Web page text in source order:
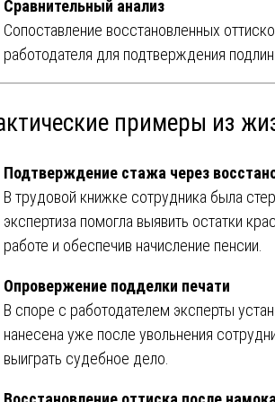
Сравнительный анализ
Сопоставление восстановленных
работодателя для подтверждения
примеры из
Подтверждение стажа через
В трудовой книжке сотрудника была
экспертиза помогла выявить остатки
работе и обеспечив начисление пенсии.
Опровержение подделки печати
В споре с работодателем эксперты
нанесена уже после увольнения
выиграть судебное дело.